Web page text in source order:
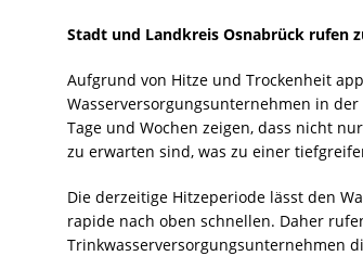
Stadt und Landkreis Osnabrück rufen
Aufgrund von Hitze und Trockenheit
Wasserversorgungsunternehmen in
Tage und Wochen zeigen, dass nicht
zu erwarten sind, was zu einer
Die derzeitige Hitzeperiode lässt den
rapide nach oben schnellen. Daher
Trinkwasserversorgungsunternehmen